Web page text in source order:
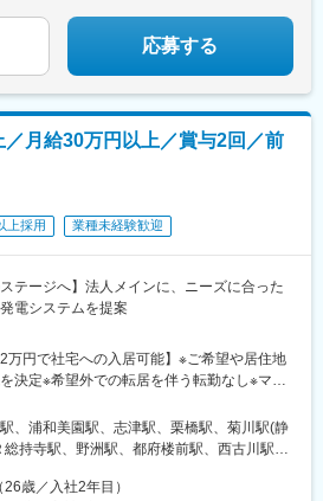
応募する
月給30万円以上／賞与2回／前
上採用 業種未経験歓迎
ステージへ】法人メインに、ニーズに合った
電システムを提案
2万円で社宅への入居可能】※ご希望や居住地
決定※希望外での転居を伴う転勤なし※マイ
西東京・横浜エリア積極採用中！★＜勤務
京営業所／東京都立川市泉町935 ★横浜営
都筑区茅ケ崎中央8-36 ・浦和営業所／埼玉
東営業所／茨城県古河市上砂井字新開285-
、浦和美園駅、志津駅、栗橋駅、菊川駅(静
持寺駅、野洲駅、都府楼前駅、西古川駅、
歳／入社2年目）